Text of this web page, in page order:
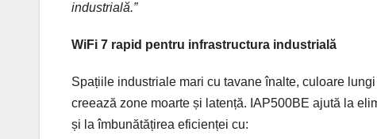
industrială.”
WiFi 7 rapid pentru infrastructura industrială
Spațiile industriale mari cu tavane înalte, culoare
creează zone moarte și latență. IAP500BE ajută la
și la îmbunătățirea eficienței cu: